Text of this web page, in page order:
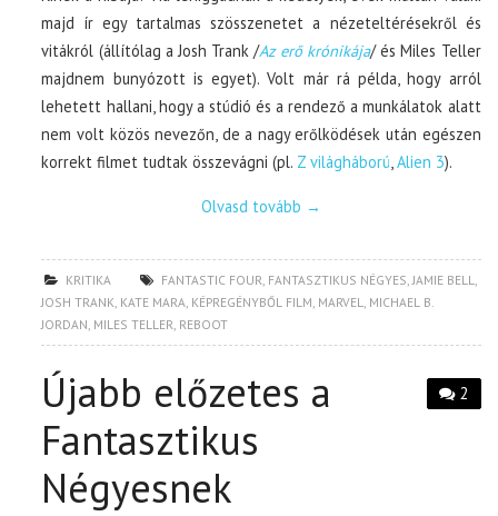
majd ír egy tartalmas szösszenetet a nézeteltérésekről és
vitákról (állítólag a Josh Trank /Az erő krónikája/ és Miles Teller
majdnem bunyózott is egyet). Volt már rá példa, hogy arról
lehetett hallani, hogy a stúdió és a rendező a munkálatok alatt
nem volt közös nevezőn, de a nagy erőlködések után egészen
korrekt filmet tudtak összevágni (pl. Z világháború,Alien 3).
Olvasd tovább →
KRITIKA FANTASTIC FOUR, FANTASZTIKUS NÉGYES,JAMIE BELL,
JOSH TRANK, KATE MARA, KÉPREGÉNYBŐL FILM, MARVEL, MICHAEL B.
JORDAN, MILES TELLER, REBOOT
2
Újabb előzetes a
Fantasztikus
Négyesnek